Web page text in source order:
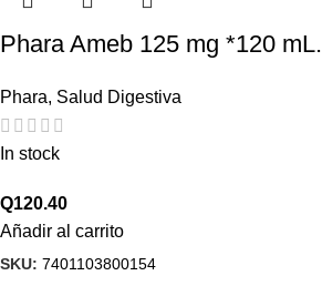
Phara Ameb 125 mg *120 mL.
Phara, Salud Digestiva
In stock
Q120.40
Añadir al carrito
SKU: 7401103800154